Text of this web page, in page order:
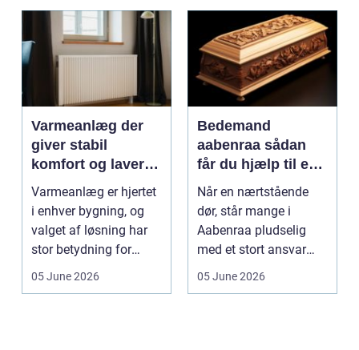
Varmeanlæg der
giver stabil
komfort og lavere
energiregning
Varmeanlæg er hjertet
i enhver bygning, og
valget af løsning har
stor betydning for
b&a...
05 June 2026
Bedemand
aabenraa sådan
får du hjælp til en
værdig afsked
Når en nærtstående
dør, står mange i
Aabenraa pludselig
med et stort ansvar
midt i sorgen.
05 June 2026